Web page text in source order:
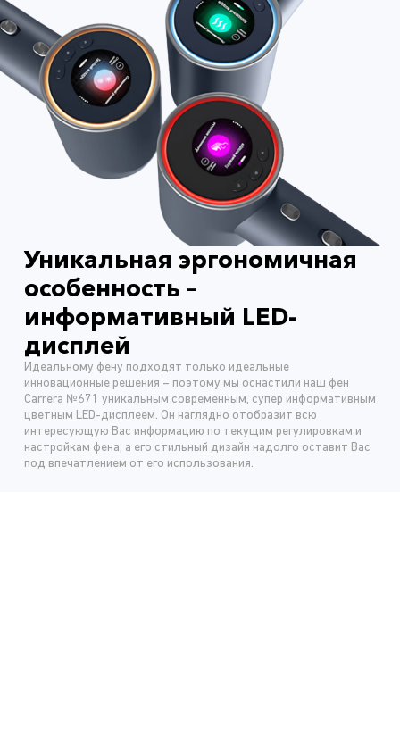
Уникальная эргономичная
особенность –
информативный LED-
дисплей
Идеальному фену подходят только идеальные
инновационные решения – поэтому мы оснастили наш фен
Carrera №671 уникальным современным, супер информативным
цветным LED-дисплеем. Он наглядно отобразит всю
интересующую Вас информацию по текущим регулировкам и
настройкам фена, а его стильный дизайн надолго оставит Вас
под впечатлением от его использования.